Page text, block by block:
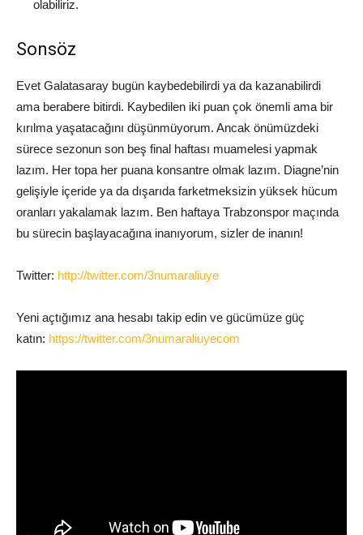
olabiliriz.
Sonsöz
Evet Galatasaray bugün kaybedebilirdi ya da kazanabilirdi
ama berabere bitirdi. Kaybedilen iki puan çok önemli ama bir
kırılma yaşatacağını düşünmüyorum. Ancak önümüzdeki
sürece sezonun son beş final haftası muamelesi yapmak
lazım. Her topa her puana konsantre olmak lazım. Diagne’nin
gelişiyle içeride ya da dışarıda farketmeksizin yüksek hücum
oranları yakalamak lazım. Ben haftaya Trabzonspor maçında
bu sürecin başlayacağına inanıyorum, sizler de inanın!
Twitter: http://twitter.com/3numaraliuye
Yeni açtığımız ana hesabı takip edin ve gücümüze güç
katın: https://twitter.com/3numaraliuyecom